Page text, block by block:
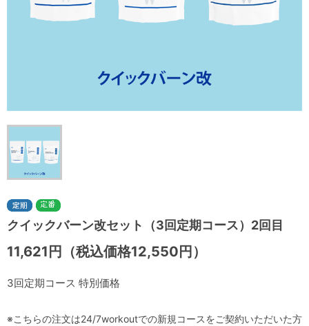
クイックバーン改セット（3回定期コース）2回目
3回定期コース 特別価格
11,621円（税込価格12,550円）
※こちらの注文は24/7workoutでの新規コースをご契約いただいた方